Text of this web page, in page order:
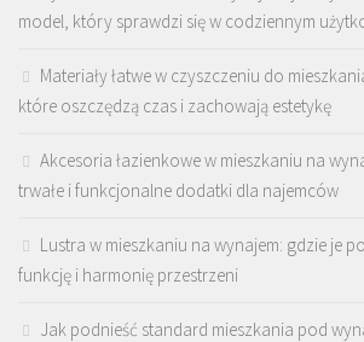
model, który sprawdzi się w codziennym
Materiały łatwe w czyszczeniu do
które oszczędzą czas i zachowają estetykę
Akcesoria łazienkowe w mieszkaniu na
trwałe i funkcjonalne dodatki dla najemców
Lustra w mieszkaniu na wynajem: gdzie je
funkcję i harmonię przestrzeni
Jak podnieść standard mieszkania pod